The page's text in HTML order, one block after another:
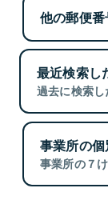
他の郵便
最近検索し
過去に検索し
事業所の
事業所の７